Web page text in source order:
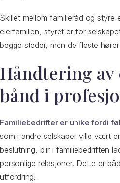
Skillet mellom familieråd og styre
eierfamilien, styret er for
begge steder, men de fleste
Håndtering av
bånd i
Familiebedrifter er unike fordi
som i andre selskaper ville vært
beslutning, blir i familiebedriften
personlige relasjoner. Dette er
utfordring.